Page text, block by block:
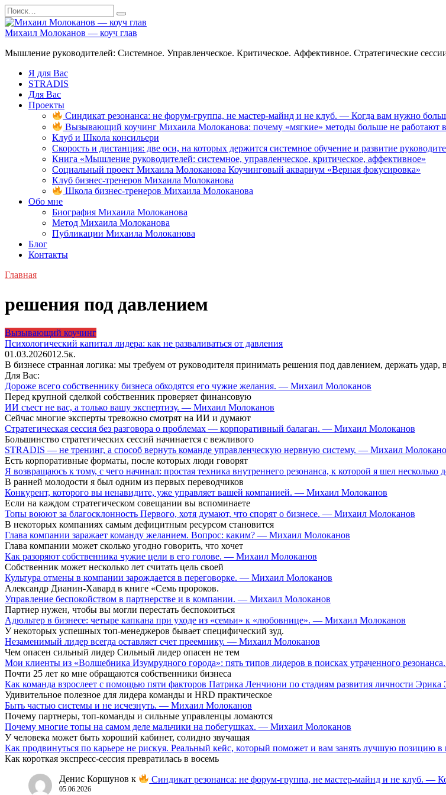
Перейти
к
содержанию
Search
for:
Михаил Молоканов — коуч глав
Мышление руководителей: Системное. Управленческое. Критическое. Аффективное. Стратегические
Я для Вас
STRADIS
Для Вас
Проекты
Синдикат резонанса: не форум-группа, не мастер-майнд и не клуб. — Когда вам нужно
Вызывающий коучинг Михаила Молоканова: почему «мягкие» методы больше не работают в
Клуб и Школа консильери
Скорость и дистанция: две оси, на которых держится системное обучение и развитие
Книга «Мышление руководителей: системное, управленческое, критическое, аффективное»
Социальный проект Михаила Молоканова Коучинговый аквариум «Верная фокусировка»
Клуб бизнес-тренеров Михаила Молоканова
Школа бизнес-тренеров Михаила Молоканова
Обо мне
Биография Михаила Молоканова
Метод Михаила Молоканова
Публикации Михаила Молоканова
Блог
Контакты
Главная
решения под давлением
Вызывающий коучинг
Психологический капитал лидера: как не разваливаться от давления
01.03.2026012.5к.
В бизнесе странная логика: мы требуем от руководителя принимать решения под давлением, держать
Для Вас:
Дороже всего собственнику бизнеса обходятся его чужие желания. — Михаил Молоканов
Перед крупной сделкой собственник проверяет финансовую
ИИ съест не вас, а только вашу экспертизу. — Михаил Молоканов
Сейчас многие эксперты тревожно смотрят на ИИ и думают
Стратегическая сессия без разговора о проблемах — корпоративный балаган. — Михаил Молоканов
Большинство стратегических сессий начинается с вежливого
STRADIS — не тренинг, а способ вернуть команде управленческую нервную систему. — Михаил
Есть корпоративные форматы, после которых люди говорят
Я возвращаюсь к тому, с чего начинал: простая техника внутреннего резонанса, к которой я шел
В ранней молодости я был одним из первых переводчиков
Конкурент, которого вы ненавидите, уже управляет вашей компанией. — Михаил Молоканов
Если на каждом стратегическом совещании вы вспоминаете
Топы воюют за благосклонность Первого, хотя думают, что спорят о бизнесе. — Михаил Молоканов
В некоторых компаниях самым дефицитным ресурсом становится
Глава компании заражает команду желанием. Вопрос: каким? — Михаил Молоканов
Глава компании может сколько угодно говорить, что хочет
Как разоряют собственника чужие цели в его голове. — Михаил Молоканов
Собственник может несколько лет считать цель своей
Культура отмены в компании зарождается в переговорке. — Михаил Молоканов
Александр Дианин-Хавард в книге «Семь пророков.
Управление беспокойством в партнерстве и в компании. — Михаил Молоканов
Партнер нужен, чтобы вы могли перестать беспокоиться
Адюльтер в бизнесе: четыре капкана при уходе из «семьи» к «любовнице». — Михаил Молоканов
У некоторых успешных топ-менеджеров бывает специфический зуд.
Незаменимый лидер всегда оставляет счет преемнику. — Михаил Молоканов
Чем опасен сильный лидер Сильный лидер опасен не тем
Мои клиенты из «Волшебника Изумрудного города»: пять типов лидеров в поисках утраченного
Почти 25 лет ко мне обращаются собственники бизнеса
Как команда взрослеет с помощью пяти факторов Патрика Ленчиони по стадиям развития личности
Удивительное полезное для лидера команды и HRD практическое
Быть частью системы и не исчезнуть. — Михаил Молоканов
Почему партнеры, топ-команды и сильные управленцы ломаются
Почему многие топы на самом деле мальчики на побегушках. — Михаил Молоканов
У человека может быть хороший кабинет, солидно звучащая
Как продвинуться по карьере не рискуя. Реальный кейс, который поможет и вам занять лучшую
Как короткая экспресс-сессия превратилась в восемь
Денис Коршунов к Синдикат резонанса: не форум-группа, не мастер-майнд и не клуб. —
05.06.2026